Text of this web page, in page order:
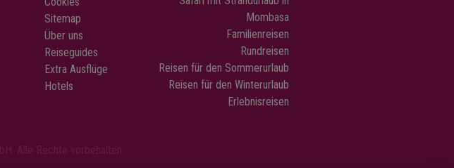
und am Eingang finden Sie einen
gemütlichen Empfangsbereich mit
Restaurant sowie einen großen
schattigen Bereich, in dem Sie Speisen
und Getränke kaufen können. Die
Umgebung der Höhle ist ein friedliches
Sitemap
Über uns
Reiseguides
Extra Ausflüge
Hotels
Mombasa
Familienreisen
Rundreisen
Reisen für den Sommerurlaub
Reisen für den Winterurlaub
Erlebnisreisen